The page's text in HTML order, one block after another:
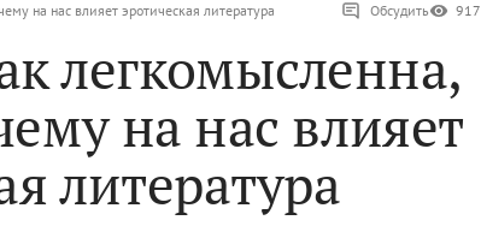
на нас влияет эротическая литература Обсудить 917
легкомысленна,
на нас влияет
литература